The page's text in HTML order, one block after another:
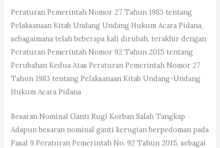
Peraturan Pemerintah Nomor 27 Tahun 1983 tentang
Pelaksanaan Kitab Undang Undang Hukum Acara Pidana,
sebagaimana telah beberapa kali dirubah, terakhir dengan
Peraturan Pemerintah Nomor 92 Tahun 2015 tentang
Perubahan Kedua Atas Peraturan Pemerintah Nomor 27
Tahun 1983 tentang Pelaksanaan Kitab Undang-Undang
Hukum Acara Pidana
Besaran Nominal Ganti Rugi Korban Salah Tangkap
Adapun besaran nominal ganti kerugian berpedoman pada
Pasal 9 Peraturan Pemerintah No. 92 Tahun 2015, sebagai